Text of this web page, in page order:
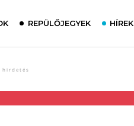
REPÜLŐJEGYEK HÍREK